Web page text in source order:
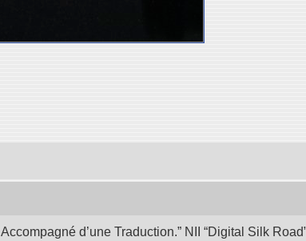
d’une Traduction.” NII “Digital Silk